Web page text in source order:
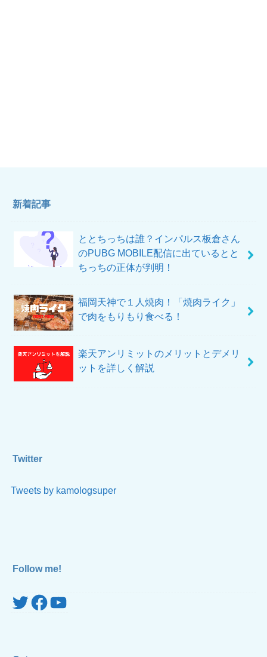
新着記事
ととちっちは誰？インパルス板倉さん
のPUBG MOBILE配信に出ているとと
ちっちの正体が判明！
福岡天神で１人焼肉！「焼肉ライク」
で肉をもりもり食べる！
楽天アンリミットのメリットとデメリ
ットを詳しく解説
Twitter
Tweets by kamologsuper
Follow me!
TwitterFacebook
YouTube